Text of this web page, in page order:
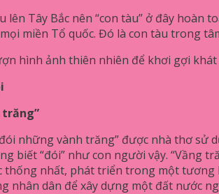
lên Tây Bắc nên “con tàu” ở đây
miền Tổ quốc. Đó là con tàu trong
hình ảnh thiên nhiên để khơi gợi
trăng”
những vành trăng” được nhà thơ
biết “đói” như con người vậy.
nhất, phát triển trong một
nhân dân để xây dựng một đất nước